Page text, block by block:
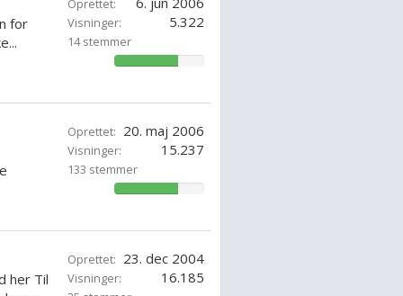
for
Oprettet:
Visninger: 5.322
14 stemmer
71.42857142857143%
Oprettet: 20. maj 2006
Visninger: 15.237
133 stemmer
71.42857142857143%
her Til
Oprettet: 23. dec 2004
Visninger: 16.185